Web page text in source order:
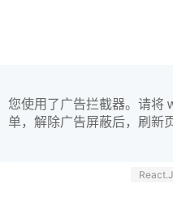
您使用了广告拦截器。请将
单，解除广告屏蔽后，刷新